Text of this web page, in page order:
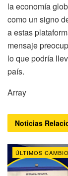
la economía
como un signo
a estas
mensaje
lo que podría
país.
Array
Noticias
ÚLTIMOS